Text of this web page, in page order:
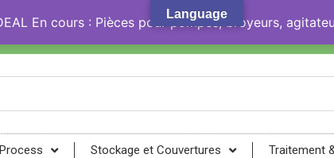
!
Stockage et Couvertures Traitement
Language
En cours : Pièces pour pompes, broyeurs,